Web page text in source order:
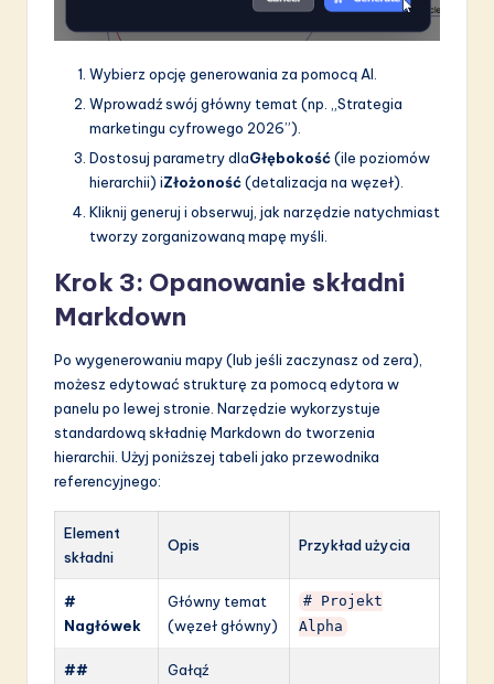
Wybierz opcję generowania za pomocą AI.
Wprowadź swój główny temat (np. „Strategia
marketingu cyfrowego 2026”).
Dostosuj parametry dlaGłębokość(ile poziomów
hierarchii) iZłożoność(detalizacja na węzeł).
Kliknij generuj i obserwuj, jak narzędzie natychmiast
tworzy zorganizowaną mapę myśli.
Krok 3: Opanowanie składni
Markdown
Po wygenerowaniu mapy (lub jeśli zaczynasz od zera),
możesz edytować strukturę za pomocą edytora w
panelu po lewej stronie. Narzędzie wykorzystuje
standardową składnię Markdown do tworzenia
hierarchii. Użyj poniższej tabeli jako przewodnika
referencyjnego:
Element
składni
Opis Przykład użycia
#
Nagłówek
Główny temat
(węzeł główny)
# Projekt
Alpha
##
Gałąź